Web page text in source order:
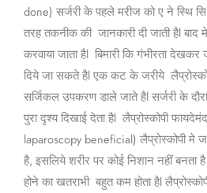
done) सर्जरी के पहले मरीज को ए ने स्थि सि
तरह तकनीक की जानकारी दी जाती हैl बाद
करवाया जाता हैl बिमारी कि गंभीरता
दिये जा सकते हैl एक कट के जरीये
सर्जिकल उपकरण डाले जाते हैl सर्जरी के
पुरा दृश्य दिखाई देता हैl लैप्रोस्कोपी
laparoscopy beneficial) लैप्रोस्कोपी मे
है, इसलिये शरीर पर कोई निशान नहीं
होने का खतराभी बहुत कम होता हैl